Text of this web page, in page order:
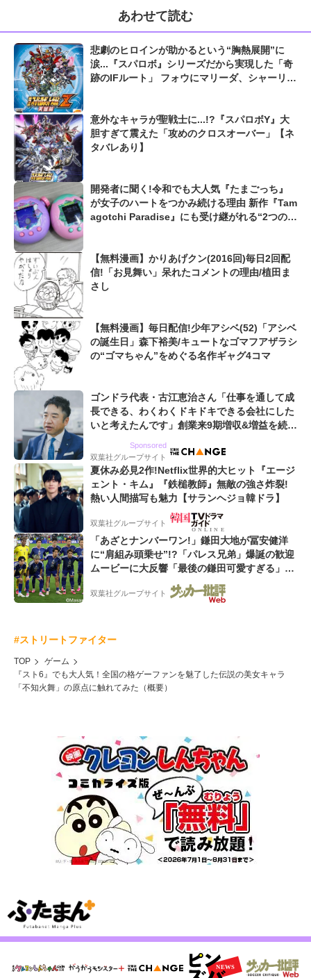
あわせて読む
悲劇のヒロインが助かるという“胸熱展開”に
涙...『スパロボ』シリーズだから実現した「奇
跡のIFルート」 フォウにマリーダ、シャーリー
意外なキャラが聖戦士に...!?『スパロボY』大
胆すぎて震えた「攻めのクロスオーバー」【ネ
タバレあり】
開発者に聞く!令和でも大人気『たまごっち』
が女子のハートをつかみ続ける理由 新作『Tam
agotchi Paradise』にも受け継がれる“2つの伝
【無料漫画】かりあげクン(2016回)毎日2回配
信!「お見舞い」呆れたコメントの理由/植田ま
さし
【無料漫画】毎日配信!少年アシベ(52)「アシベ
の誕生日」森下裕美/キュートなゴマフアザラシ
の“ゴマちゃん”をめぐる名作ギャグ4コマ
ゴンドラ代表・古江恵治さん「仕事を通して成
長できる、わくわくドキドキできる会社にした
いと考えたんです」創業来9期増収&増益を続け
Sponsored
双葉社グループサイト
夏休み必見2作!Netflix世界的大ヒット『エージ
ェント・キム』『鉄槌教師』無敵の強さ炸裂!
熱い人間描写も魅力【サランヘジョ韓ドラ】
双葉社グループサイト
「あざとナンバーワン!」鎌田大地が冨安健洋
に“肩組み頭乗せ”!?「パレス兄弟」爆誕の歓迎
ムービーに大反響「最後の鎌田可愛すぎる」
「粋にも程がある!」
双葉社グループサイト
#ストリートファイター
TOP
ゲーム
『スト6』でも大人気！全国の格ゲーファンを魅了した伝説の美女キャラ
「不知火舞」の原点に触れてみた（概要）